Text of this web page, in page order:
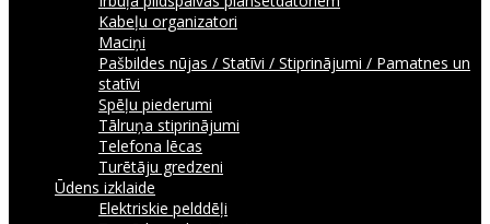
Kabeļu organizatori
Maciņi
Pašbildes nūjas / Statīvi / Stiprinājumi / Pamatnes un
statīvi
Spēļu piederumi
Tālruņa stiprinājumi
Telefona lēcas
Turētāju gredzeni
Ūdens izklaide
Elektriskie pelddēļi